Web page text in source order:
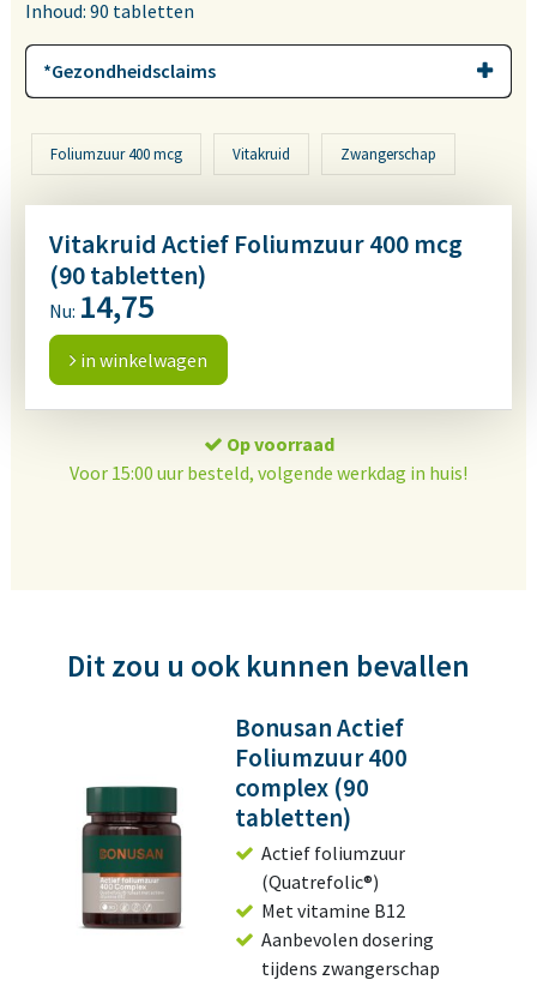
Inhoud: 90 tabletten
*Gezondheidsclaims
Foliumzuur 400 mcg Vitakruid Zwangerschap
Vitakruid Actief Foliumzuur 400 mcg
(90 tabletten)
Nu: 14,75
in winkelwagen
Op voorraad
Voor 15:00 uur besteld, volgende werkdag in huis!
Dit zou u ook kunnen bevallen
Bonusan Actief
Foliumzuur 400
complex (90
tabletten)
Actief foliumzuur
(Quatrefolic®)
Met vitamine B12
Aanbevolen dosering
tijdens zwangerschap